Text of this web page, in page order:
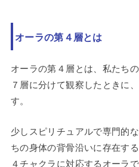
オーラの第４層とは
オーラの第４層とは、私たち
７層に分けて観察したときに
す。
少しスピリチュアルで専門的
ちの身体の背骨沿いに存在す
４チャクラに対応するオーラで